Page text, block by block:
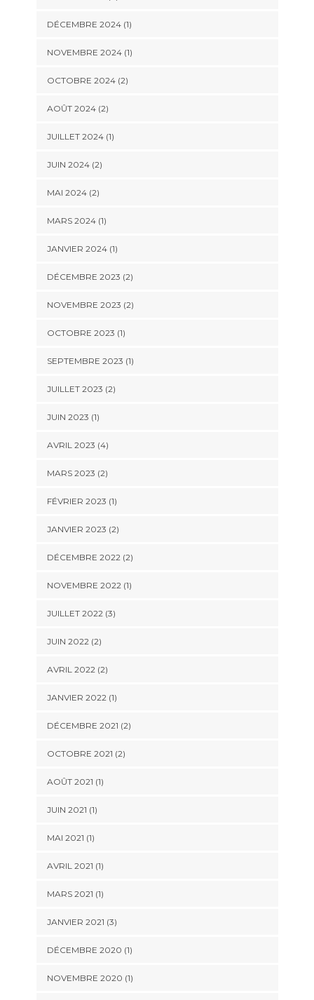
DÉCEMBRE 2024(1)
NOVEMBRE 2024(1)
OCTOBRE 2024(2)
AOÛT 2024(2)
JUILLET 2024(1)
JUIN 2024(2)
MAI 2024(2)
MARS 2024(1)
JANVIER 2024(1)
DÉCEMBRE 2023 (2)
NOVEMBRE 2023 (2)
OCTOBRE 2023 (1)
SEPTEMBRE 2023 (1)
JUILLET 2023 (2)
JUIN 2023 (1)
AVRIL 2023 (4)
MARS 2023 (2)
FÉVRIER 2023 (1)
JANVIER 2023 (2)
DÉCEMBRE 2022(2)
NOVEMBRE 2022(1)
JUILLET 2022(3)
JUIN 2022(2)
AVRIL 2022(2)
JANVIER 2022(1)
DÉCEMBRE 2021 (2)
OCTOBRE 2021 (2)
AOÛT 2021 (1)
JUIN 2021 (1)
MAI 2021 (1)
AVRIL 2021 (1)
MARS 2021 (1)
JANVIER 2021 (3)
DÉCEMBRE 2020 (1)
NOVEMBRE 2020 (1)